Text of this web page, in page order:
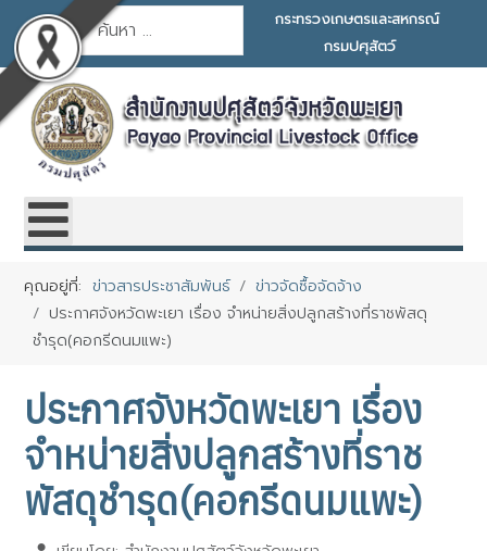
การค้นหา
กระทรวงเกษตรและสหกรณ์
กรมปศุสัตว์
คุณอยู่ที่:ข่าวสารประชาสัมพันธ์
ข่าวจัดซื้อจัดจ้าง
ประกาศจังหวัดพะเยา เรื่อง จำหน่ายสิ่งปลูกสร้างที่ราชพัสดุ
ชำรุด(คอกรีดนมแพะ)
ประกาศจังหวัดพะเยา เรื่อง
จำหน่ายสิ่งปลูกสร้างที่ราช
พัสดุชำรุด(คอกรีดนมแพะ)